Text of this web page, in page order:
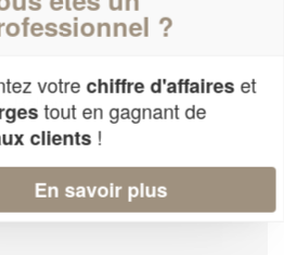
Belleme
?
votrechiffre d'affaireset
tout en gagnant de
clients!
En savoir plus